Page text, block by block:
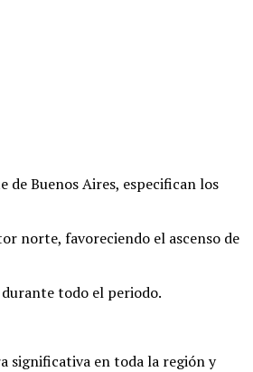
Buenos Aires, especifican los
norte, favoreciendo el ascenso de
durante todo el periodo.
significativa en toda la región y